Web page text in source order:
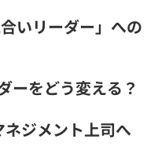
いリーダー」への
ーをどう変える？
ジメント上司へ